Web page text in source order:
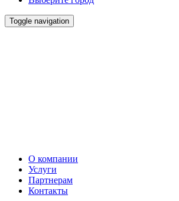
Toggle navigation
О компании
Услуги
Партнерам
Контакты